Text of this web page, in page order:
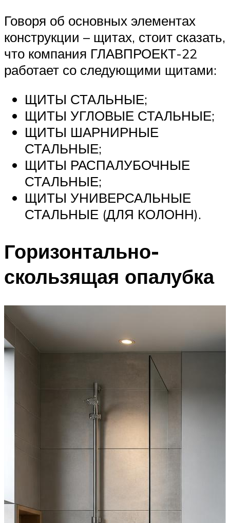
Говоря об основных элементах
конструкции – щитах, стоит сказать,
что компания ГЛАВПРОЕКТ-22
работает со следующими щитами:
ЩИТЫ СТАЛЬНЫЕ;
ЩИТЫ УГЛОВЫЕ СТАЛЬНЫЕ;
ЩИТЫ ШАРНИРНЫЕ
СТАЛЬНЫЕ;
ЩИТЫ РАСПАЛУБОЧНЫЕ
СТАЛЬНЫЕ;
ЩИТЫ УНИВЕРСАЛЬНЫЕ
СТАЛЬНЫЕ (ДЛЯ КОЛОНН).
Горизонтально-
скользящая опалубка